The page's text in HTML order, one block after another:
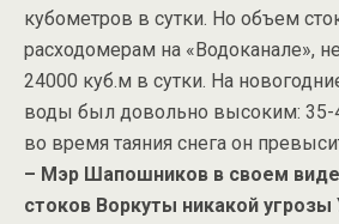
кубометров в сутки. Но объем
расходомерам на «Водоканале»,
24000 куб.м в сутки. На
воды был довольно высоким: 35-
во время таяния снега он
– Мэр Шапошников в своем
стоков Воркуты никакой угрозы